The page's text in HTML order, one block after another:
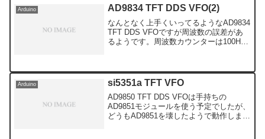
Arduino AD9834 TFT DDS VFO(2)
なんとなく上手くいってるようなAD9834
TFT DDS VFOですが周波数の誤差があ
るようです。周波数カウンターは100Hz
定です。オシロスコープを引っ張り出...
Arduino si5351a TFT VFO
AD9850 TFT DDS VFOは手持ちの
AD9851モジュールを使う予定でしたが、
どうもAD9851を壊したようで動作しませ